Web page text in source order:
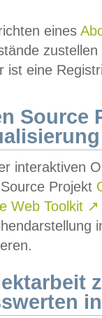
eines
ist eine
Source
interaktiven
Projekt
Web Toolkit ↗